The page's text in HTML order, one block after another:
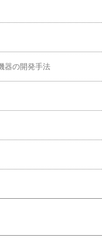
器の開発手法